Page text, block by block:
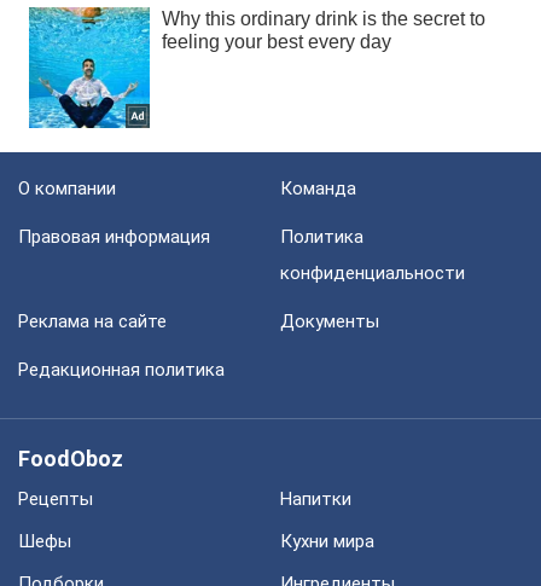
О компании Команда
Правовая информация
Политика
конфиденциальности
Реклама на сайте Документы
Редакционная политика
FoodOboz
Рецепты
Напитки
Шефы
Кухни мира